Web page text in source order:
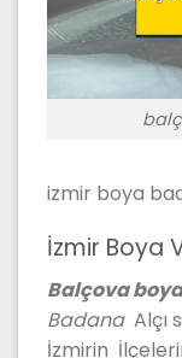
izmir boya
İzmir Boya
Balçova
Badana Alçı
İzmirin